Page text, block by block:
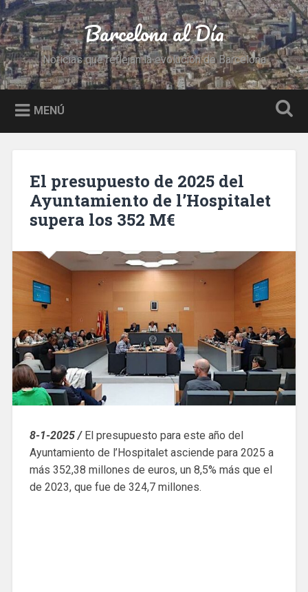
Saltar
al
contenido
Buscar Barcelona al Día
Noticias que reflejan la evolución de Barcelona
MENÚ
El presupuesto de 2025 del
Ayuntamiento de l’Hospitalet
supera los 352 M€
8-1-2025 /El presupuesto para este año del
Ayuntamiento de l’Hospitalet asciende para 2025 a
más 352,38 millones de euros, un 8,5% más que el
de 2023, que fue de 324,7 millones.